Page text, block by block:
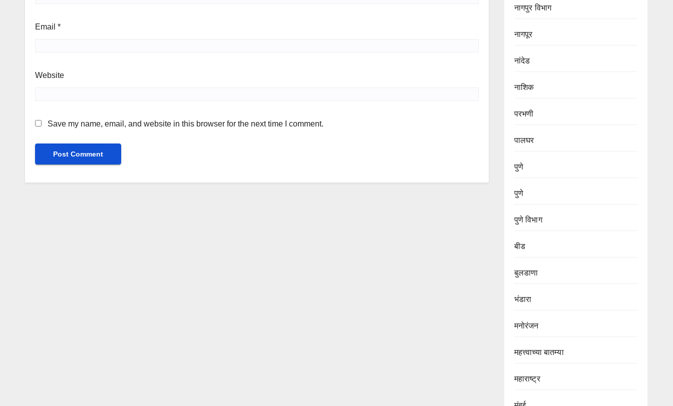
Email *
Website
Save my name, email, and website in this browser for the next time I comment.
नागपुर‌ विभाग‌
नागपूर
नांदेड
नाशिक
परभणी
पालघर
पुणे
पुणे
पुणे विभाग‌
बीड
बुलडाणा
भंडारा
मनोरंजन
महत्त्वाच्या बातम्या
महाराष्ट्र